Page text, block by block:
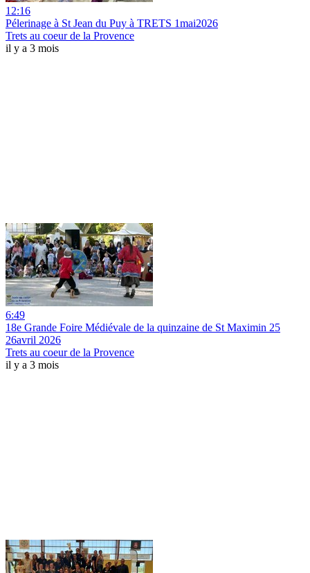
12:16
Pélerinage à St Jean du Puy à TRETS 1mai2026
Trets au coeur de la Provence
il y a 3 mois
6:49
18e Grande Foire Médiévale de la quinzaine de St Maximin 25
26avril 2026
Trets au coeur de la Provence
il y a 3 mois